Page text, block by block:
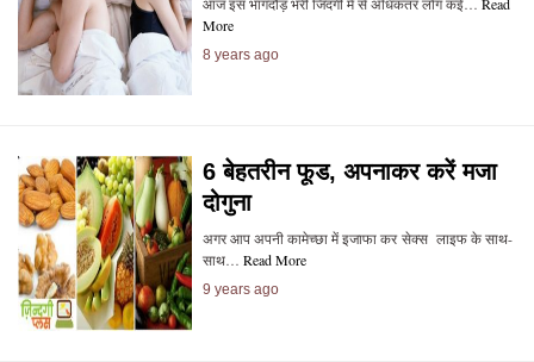
More
8 years ago
6 बेहतरीन फूड, अपनाकर करें मजा
दोगुना
अगर आप अपनी कामेच्छा में इजाफा कर सेक्स लाइफ के साथ-
साथ… Read More
9 years ago